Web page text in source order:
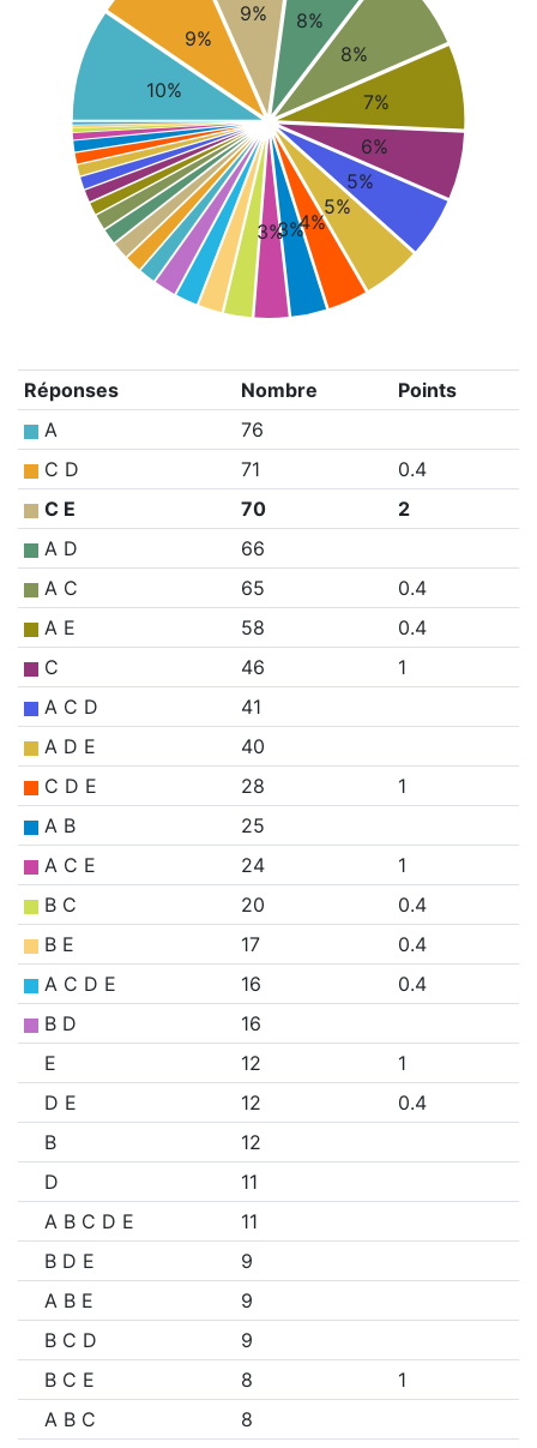
10%
9%
9%
8%
8%
7%
6%
5%
5%
4%
3%
3%
Réponses Nombre
Points
A
76
C D
71
0.4
C E
70
2
A D
66
A C
65
0.4
A E
58
0.4
C
46
1
A C D
41
A D E
40
C D E
28
1
A B
25
A C E
24
1
B C
20
0.4
B E
17
0.4
A C D E
16
0.4
B D
16
E
12
1
D E
12
0.4
B
12
D
11
A B C D E
11
B D E
9
A B E
9
B C D
9
B C E
8
1
A B C
8